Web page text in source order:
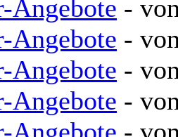
Angebote -
Angebote -
Angebote -
Angebote -
Angebote -